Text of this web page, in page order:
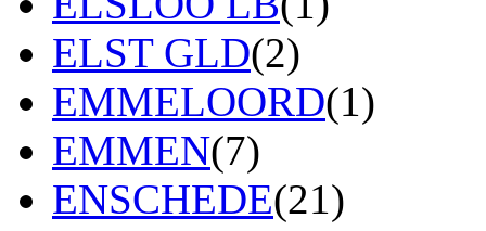
ELST GLD(2)
EMMELOORD(1)
EMMEN(7)
ENSCHEDE(21)